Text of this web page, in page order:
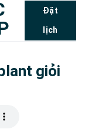
Đặt
lịch
giỏi